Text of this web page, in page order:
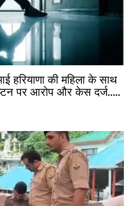
हरियाणा की महिला के साथ
पर आरोप और केस दर्ज…..